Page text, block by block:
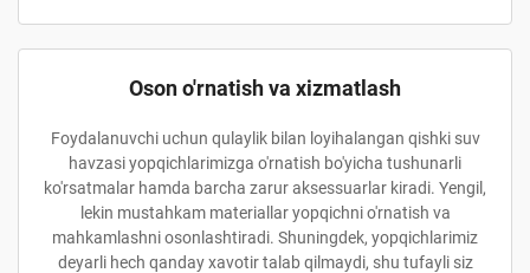
Oson o'rnatish va xizmatlash
Foydalanuvchi uchun qulaylik bilan loyihalangan qishki suv
havzasi yopqichlarimizga o'rnatish bo'yicha tushunarli
ko'rsatmalar hamda barcha zarur aksessuarlar kiradi. Yengil,
lekin mustahkam materiallar yopqichni o'rnatish va
mahkamlashni osonlashtiradi. Shuningdek, yopqichlarimiz
deyarli hech qanday xavotir talab qilmaydi, shu tufayli siz